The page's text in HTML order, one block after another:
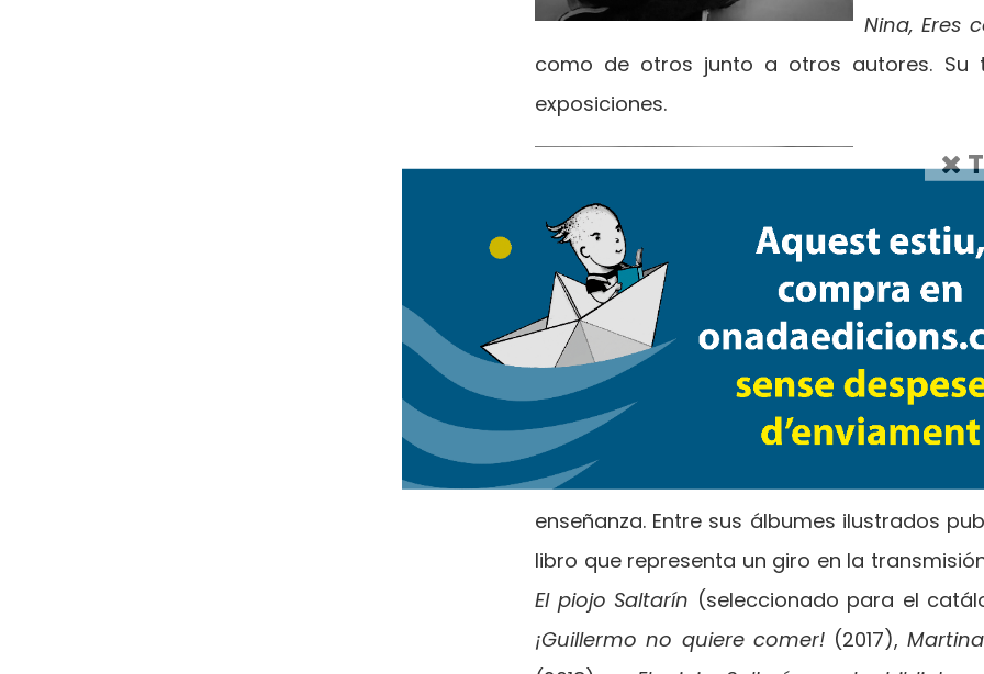
Nina, Eres
como de otros junto a otros autores. Su
exposiciones.
Raquel
(2007) por
y maestra
año 2005.
en centros
de la
publicado
docente, caracterizados por la
enseñanza. Entre sus álbumes ilustrados
libro que representa un giro en la
El piojo Saltarín (seleccionado para el
¡Guillermo no quiere comer! (2017),